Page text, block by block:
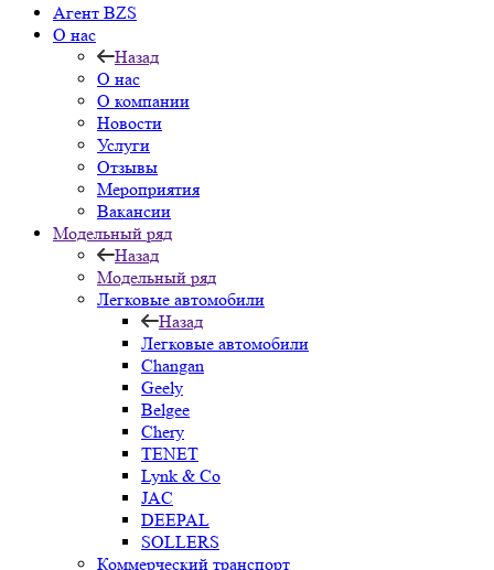
Агент BZS
О нас
Назад
О нас
О компании
Новости
Услуги
Отзывы
Мероприятия
Вакансии
Модельный ряд
Назад
Модельный ряд
Легковые автомобили
Назад
Легковые автомобили
Changan
Geely
Belgee
Chery
TENET
Lynk & Co
JAC
DEEPAL
SOLLERS
Коммерческий транспорт